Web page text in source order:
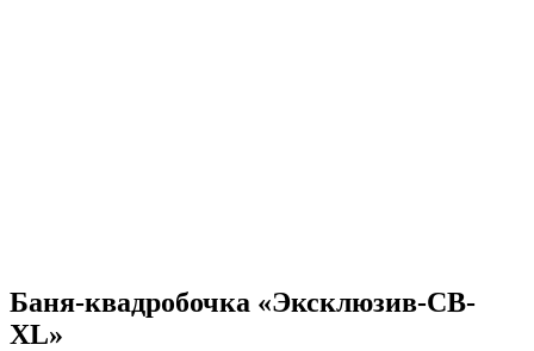
Баня-квадробочка «Эксклюзив-СВ-
XL»